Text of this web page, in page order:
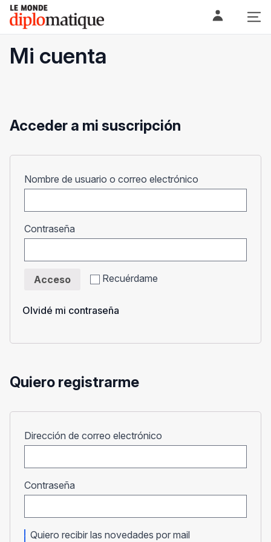
Skip
content
Le monde diplomatique
Mi cuenta
Acceder a mi suscripción
Nombre de usuario o correo electrónico
Contraseña
Recuérdame
Acceso
Olvidé mi contraseña
Quiero registrarme
Dirección de correo electrónico
Contraseña
Quiero recibir las novedades por mail